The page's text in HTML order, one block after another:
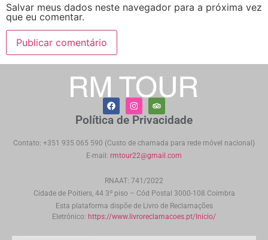
Salvar meus dados neste navegador para a próxima vez
que eu comentar.
Política de Privacidade
Contato: +351 935 065 590 (Custo de chamada para rede móvel nacional)
E-mail: rmtour22@gmail.com
RNAAT: 741/2022
Cidade de Poitiers, 44 3º piso – Cód Postal 3000-108 Coimbra
Esta plataforma dispõe de Livro de Reclamações
Eletrónico: https://www.livroreclamacoes.pt/Inicio/